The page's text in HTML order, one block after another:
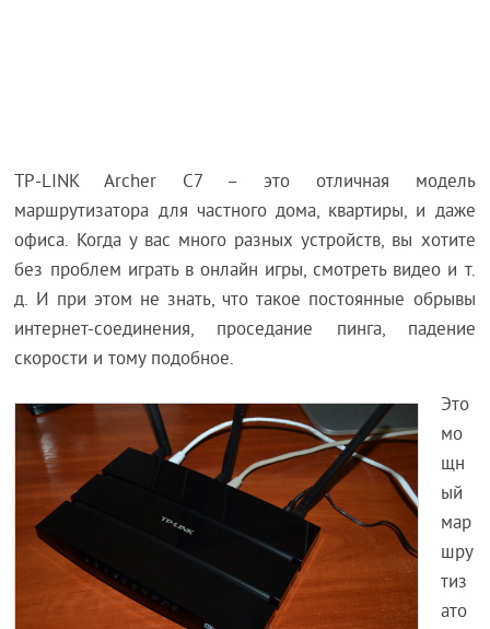
TP-LINK Archer C7 – это отличная модель
маршрутизатора для частного дома, квартиры, и даже
офиса. Когда у вас много разных устройств, вы хотите
без проблем играть в онлайн игры, смотреть видео и т.
д. И при этом не знать, что такое постоянные обрывы
интернет-соединения, проседание пинга, падение
скорости и тому подобное.
Это
мо
щн
ый
мар
шру
тиз
ато